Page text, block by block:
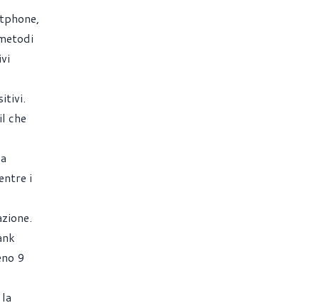
che
i
9